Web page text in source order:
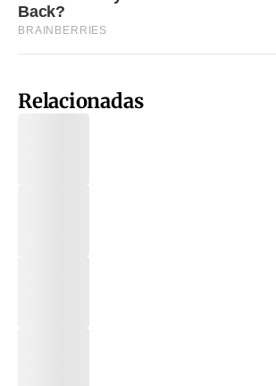
Relacionadas